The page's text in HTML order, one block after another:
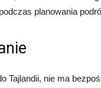
planowania
Tajlandii, nie ma